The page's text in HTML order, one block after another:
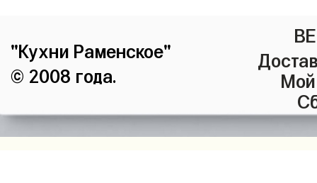
"Кухни Раменское"
© 2008 года.